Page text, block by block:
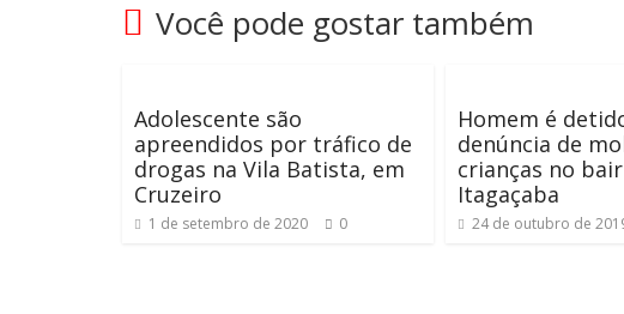
Você pode gostar também
Adolescente são
apreendidos por tráfico de
drogas na Vila Batista, em
Cruzeiro
1 de setembro de 2020 0
Homem é
denúncia de
crianças no
Itagaçaba
24 de outubro de